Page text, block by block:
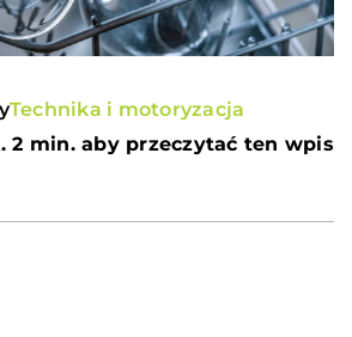
Technika i motoryzacja
2 min. aby przeczytać ten wpis